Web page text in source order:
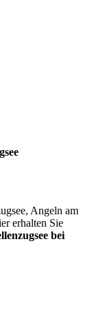
Angeln am
erhalten Sie
bei